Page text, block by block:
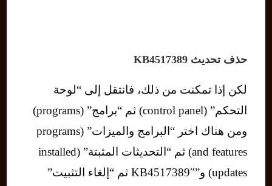
حذف تحديث KB4517389
لكن إذا تمكنت من ذلك، فانتقل إلى “لوحة
التحكم” (control panel) ثم “برامج” (programs)
ومن هناك اختر “البرامج والميزات” (programs
and features) ثم “التحديثات المثبتة” (installed
updates) و”KB4517389″ ثم “إلغاء التثبيت”